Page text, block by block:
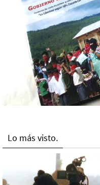
Lo más visto.